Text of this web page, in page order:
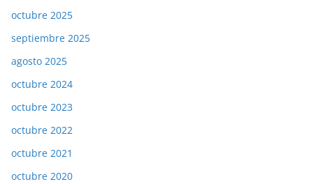
octubre 2025
septiembre 2025
agosto 2025
octubre 2024
octubre 2023
octubre 2022
octubre 2021
octubre 2020